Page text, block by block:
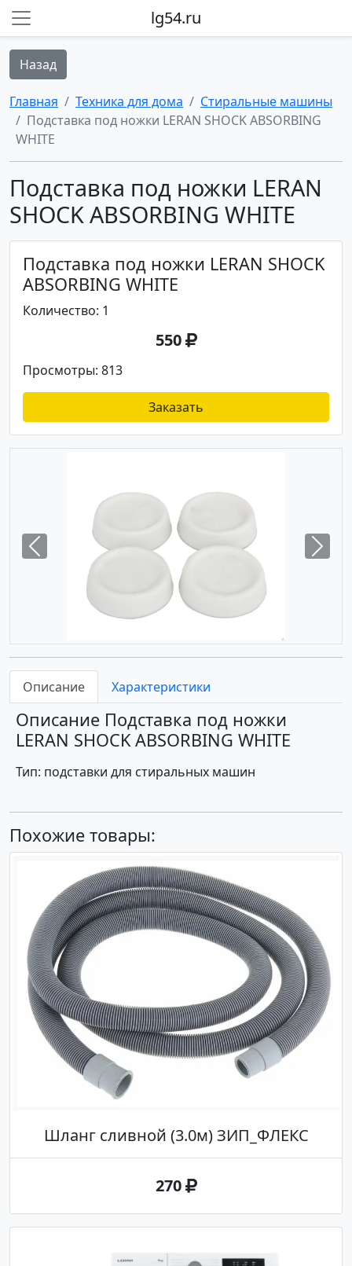
lg54.ru
Назад
Главная Техника для дома
Стиральные машины
Подставка под ножки LERAN SHOCK ABSORBING
WHITE
Подставка под ножки LERAN
SHOCK ABSORBING WHITE
Previous Next
Подставка под ножки LERAN SHOCK
ABSORBING WHITE
Количество: 1
550
Просмотры: 813
Заказать
Описание Характеристики
Описание Подставка под ножки
LERAN SHOCK ABSORBING WHITE
Тип: подставки для стиральных машин
Похожие товары:
Шланг сливной (3.0м) ЗИП_ФЛЕКС
270